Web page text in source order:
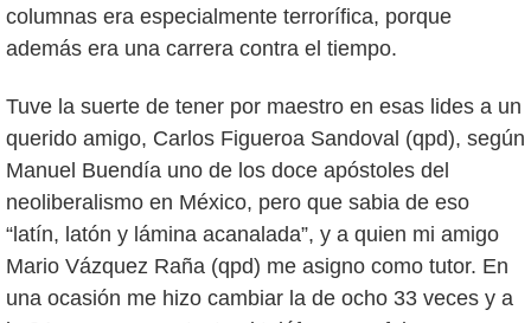
columnas era especialmente terrorífica, porque
además era una carrera contra el tiempo.
Tuve la suerte de tener por maestro en esas lides a un
querido amigo, Carlos Figueroa Sandoval (qpd), según
Manuel Buendía uno de los doce apóstoles del
neoliberalismo en México, pero que sabia de eso
“latín, latón y lámina acanalada”, y a quien mi amigo
Mario Vázquez Raña (qpd) me asigno como tutor. En
una ocasión me hizo cambiar la de ocho 33 veces y a